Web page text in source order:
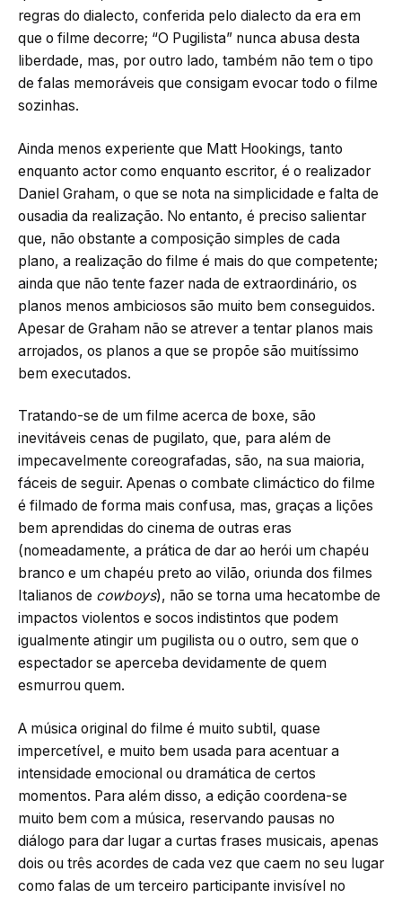
regras do dialecto, conferida pelo dialecto da era em
que o filme decorre; “O Pugilista” nunca abusa desta
liberdade, mas, por outro lado, também não tem o tipo
de falas memoráveis que consigam evocar todo o filme
sozinhas.
Ainda menos experiente que Matt Hookings, tanto
enquanto actor como enquanto escritor, é o realizador
Daniel Graham, o que se nota na simplicidade e falta de
ousadia da realização. No entanto, é preciso salientar
que, não obstante a composição simples de cada
plano, a realização do filme é mais do que competente;
ainda que não tente fazer nada de extraordinário, os
planos menos ambiciosos são muito bem conseguidos.
Apesar de Graham não se atrever a tentar planos mais
arrojados, os planos a que se propõe são muitíssimo
bem executados.
Tratando-se de um filme acerca de boxe, são
inevitáveis cenas de pugilato, que, para além de
impecavelmente coreografadas, são, na sua maioria,
fáceis de seguir. Apenas o combate climáctico do filme
é filmado de forma mais confusa, mas, graças a lições
bem aprendidas do cinema de outras eras
(nomeadamente, a prática de dar ao herói um chapéu
branco e um chapéu preto ao vilão, oriunda dos filmes
Italianos de cowboys), não se torna uma hecatombe de
impactos violentos e socos indistintos que podem
igualmente atingir um pugilista ou o outro, sem que o
espectador se aperceba devidamente de quem
esmurrou quem.
A música original do filme é muito subtil, quase
impercetível, e muito bem usada para acentuar a
intensidade emocional ou dramática de certos
momentos. Para além disso, a edição coordena-se
muito bem com a música, reservando pausas no
diálogo para dar lugar a curtas frases musicais, apenas
dois ou três acordes de cada vez que caem no seu lugar
como falas de um terceiro participante invisível no